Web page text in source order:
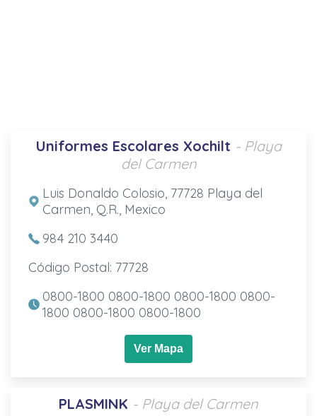
Uniformes Escolares Xochilt - Playa
del Carmen
Luis Donaldo Colosio, 77728 Playa del
Carmen, Q.R., Mexico
984 210 3440
Código Postal: 77728
0800-1800 0800-1800 0800-1800 0800-
1800 0800-1800 0800-1800
Ver Mapa
PLASMINK - Playa del Carmen